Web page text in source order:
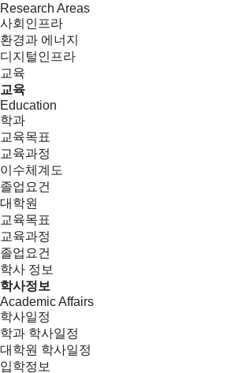
Research Areas
사회인프라
환경과 에너지
디지털인프라
교육
교육
Education
학과
교육목표
교육과정
이수체계도
졸업요건
대학원
교육목표
교육과정
졸업요건
학사 정보
학사정보
Academic Affairs
학사일정
학과 학사일정
대학원 학사일정
입학정보